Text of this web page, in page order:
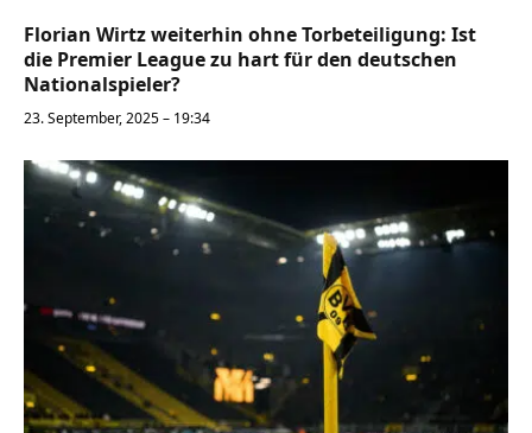
Florian Wirtz weiterhin ohne Torbeteiligung: Ist
die Premier League zu hart für den deutschen
Nationalspieler?
23. September, 2025 – 19:34